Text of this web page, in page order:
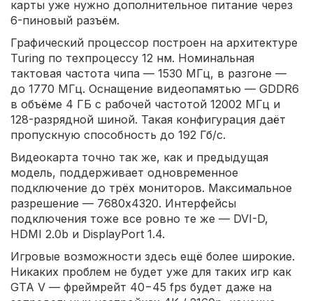
карты уже нужно дополнительное питание через
6-пиновый разъём.
Графический процессор построен на архитектуре
Turing по техпроцессу 12 нм. Номинальная
тактовая частота чипа — 1530 МГц, в разгоне —
до 1770 МГц. Оснащение видеопамятью — GDDR6
в объёме 4 ГБ с рабочей частотой 12002 МГц и
128-разрядной шиной. Такая конфигурация даёт
пропускную способность до 192 Гб/с.
Видеокарта точно так же, как и предыдущая
модель, поддерживает одновременное
подключение до трёх мониторов. Максимальное
разрешение — 7680x4320. Интерфейсы
подключения тоже все ровно те же — DVI-D,
HDMI 2.0b и DisplayPort 1.4.
Игровые возможности здесь ещё более широкие.
Никаких проблем не будет уже для таких игр как
GTA V — фреймрейт 40−45 fps будет даже на